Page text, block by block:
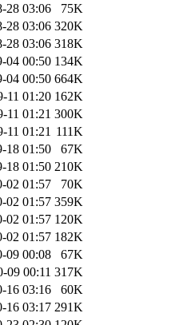
28 03:06
75K
28 03:06 320K
28 03:06 318K
04 00:50 134K
04 00:50 664K
11 01:20 162K
11 01:21 300K
11 01:21 111K
18 01:50
67K
18 01:50 210K
02 01:57
70K
02 01:57 359K
02 01:57 120K
02 01:57 182K
09 00:08
67K
09 00:11 317K
16 03:16
60K
16 03:17 291K